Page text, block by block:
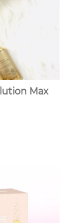
Max